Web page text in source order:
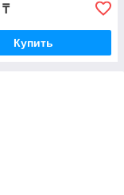
₸
Купить